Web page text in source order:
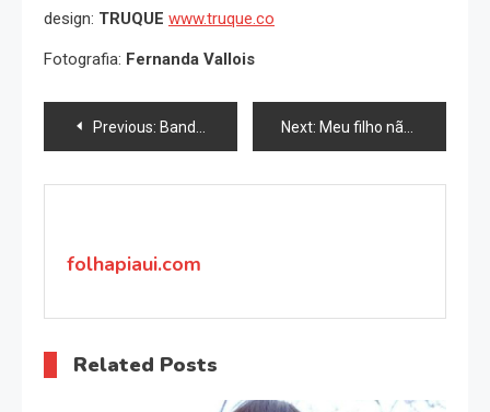
design: TRUQUE www.truque.co
Fotografia: Fernanda Vallois
Navegação
de
Previous: Banda indicada para o Grammy Latino é atração do festival nesta sexta-feira, dia 9, na Tijuca Next: Meu filho não sai do celular, o que fazer? Especialista responde
folhapiaui.com
Related Posts